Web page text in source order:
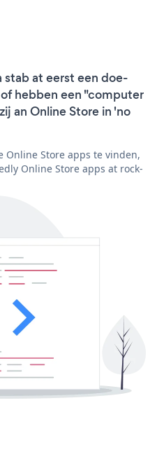
at eerst een doe-
hebben een "computer
an Online Store in 'no
Online Store apps te vinden,
Online Store apps at rock-